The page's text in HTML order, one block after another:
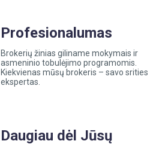
Profesionalumas
Brokerių žinias giliname mokymais ir
asmeninio tobulėjimo programomis.
Kiekvienas mūsų brokeris – savo srities
ekspertas.
Daugiau dėl Jūsų